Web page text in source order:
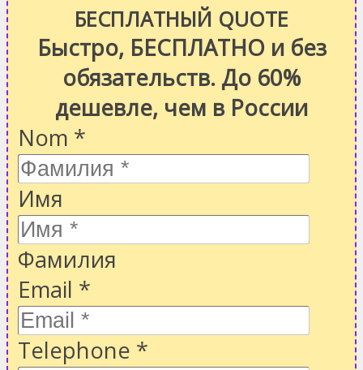
БЕСПЛАТНЫЙ QUOTE
Быстро, БЕСПЛАТНО и без
обязательств. До 60%
дешевле, чем в России
Nom *
Имя
Фамилия
Email *
Telephone *